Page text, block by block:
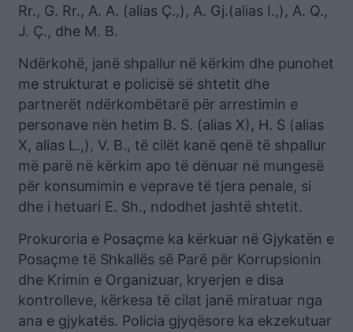
Rr., G. Rr., A. A. (alias Ç.,), A. Gj.(alias I.,), A. Q.,
J. Ç., dhe M. B.
Ndërkohë, janë shpallur në kërkim dhe punohet
me strukturat e policisë së shtetit dhe
partnerët ndërkombëtarë për arrestimin e
personave nën hetim B. S. (alias X), H. S (alias
X, alias L.,), V. B., të cilët kanë qenë të shpallur
më parë në kërkim apo të dënuar në mungesë
për konsumimin e veprave të tjera penale, si
dhe i hetuari E. Sh., ndodhet jashtë shtetit.
Prokuroria e Posaçme ka kërkuar në Gjykatën e
Posaçme të Shkallës së Parë për Korrupsionin
dhe Krimin e Organizuar, kryerjen e disa
kontrolleve, kërkesa të cilat janë miratuar nga
ana e gjykatës. Policia gjyqësore ka ekzekutuar